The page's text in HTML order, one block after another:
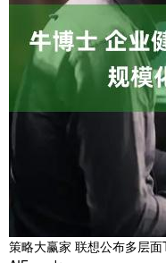
策略大赢家 联想公布多层面